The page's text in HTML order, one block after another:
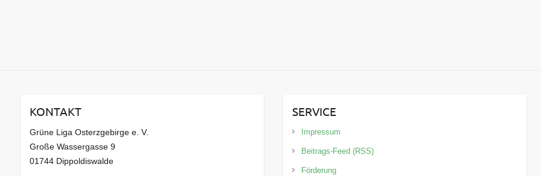
KONTAKT
Grüne Liga Osterzgebirge e. V.
Große Wassergasse 9
01744 Dippoldiswalde
SERVICE
Impressum
Beitrags-Feed (RSS)
Förderung